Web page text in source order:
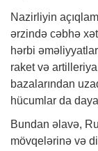
Nazirliyin
ərzində cəbhə
hərbi
raket və
bazalarından
hücumlar da
Bundan əlavə,
mövqelərinə və